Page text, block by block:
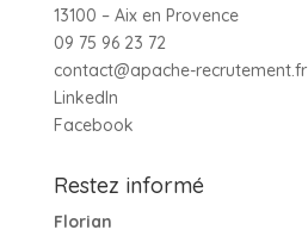
13100 – Aix en Provence
09 75 96 23 72
contact@apache-recrutement.fr
LinkedIn
Facebook
Restez informé
Florian